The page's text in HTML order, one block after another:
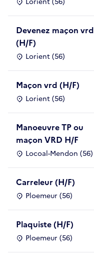
Devenez maçon vrd
(H/F)
Lorient (56)
Maçon vrd (H/F)
Lorient (56)
Manoeuvre TP ou
maçon VRD H/F
Locoal-Mendon (56)
Carreleur (H/F)
Ploemeur (56)
Plaquiste (H/F)
Ploemeur (56)